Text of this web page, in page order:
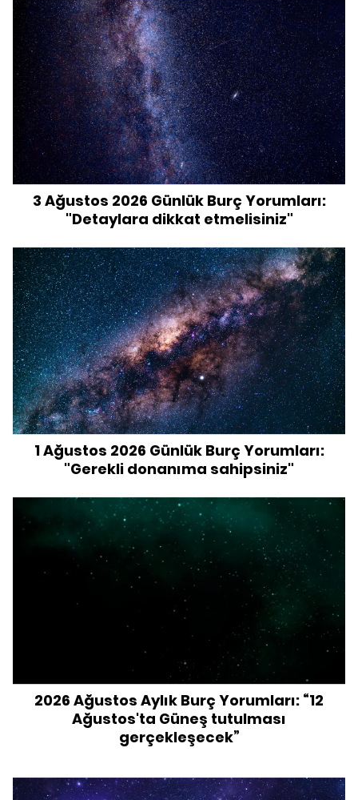
3 Ağustos 2026 Günlük Burç Yorumları:
"Detaylara dikkat etmelisiniz"
1 Ağustos 2026 Günlük Burç Yorumları:
"Gerekli donanıma sahipsiniz"
2026 Ağustos Aylık Burç Yorumları: “12
Ağustos'ta Güneş tutulması
gerçekleşecek”